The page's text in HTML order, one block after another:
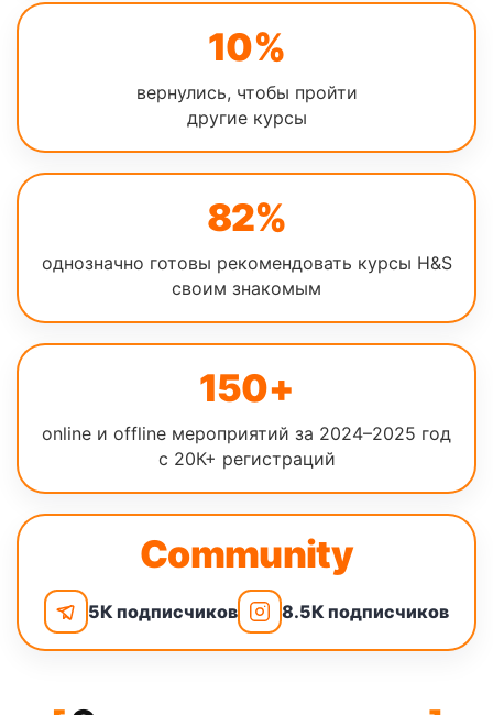
10%
вернулись, чтобы пройти
другие курсы
82%
однозначно готовы рекомендовать курсы H&S
своим знакомым
150+
online и offline мероприятий за 2024–2025 год
с 20К+ регистраций
Community
5К подписчиков 8.5К подписчиков